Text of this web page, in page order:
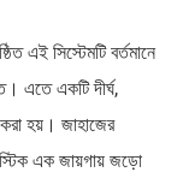
এই সিস্টেমটি বর্তমানে
এতে একটি দীর্ঘ,
হয়। জাহাজের
এক জায়গায় জড়ো